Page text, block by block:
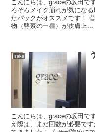
ろそろメイク崩れが気にな
たパックがオススメです！
物（酵素の一種）が皮膚上...
saka
こんにちは、graceの坂田で
え際は、まだ回数が必要で